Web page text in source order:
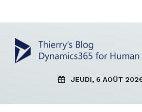
JEUDI, 6 AOÛT
Core HR Environnement 365
AKE – D365HR/FO :
utiliser l’outil